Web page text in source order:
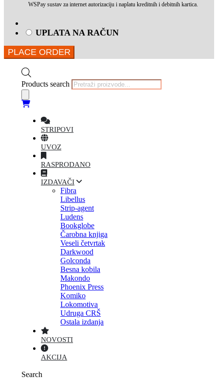
WSPay sustav za internet autorizaciju i naplatu kreditnih i debitnih kartica.
UPLATA NA RAČUN
PLACE ORDER
Products search
STRIPOVI
UVOZ
RASPRODANO
IZDAVAČI
Fibra
Libellus
Strip-agent
Ludens
Bookglobe
Čarobna knjiga
Veseli četvrtak
Darkwood
Golconda
Besna kobila
Makondo
Phoenix Press
Komiko
Lokomotiva
Udruga CRŠ
Ostala izdanja
NOVOSTI
AKCIJA
Search